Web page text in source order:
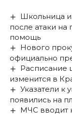
Школьница
после атаки
помощь
Нового
официально
Расписание
изменится в
Указатели к
появились на
МЧС вводит